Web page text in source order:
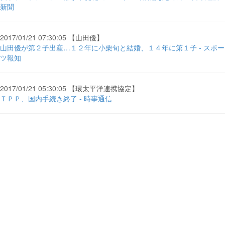
新聞
2017/01/21 07:30:05 【山田優】
山田優が第２子出産…１２年に小栗旬と結婚、１４年に第１子 - スポー
ツ報知
2017/01/21 05:30:05 【環太平洋連携協定】
ＴＰＰ、国内手続き終了 - 時事通信